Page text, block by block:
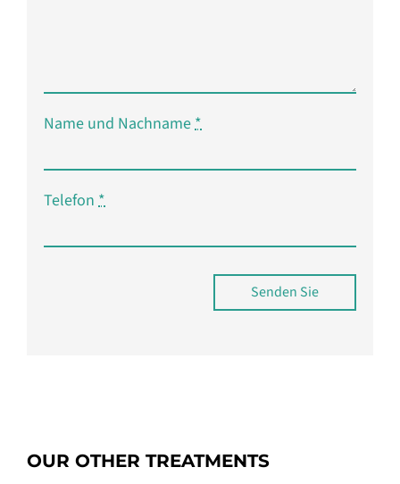
Name und Nachname*
Telefon*
Senden Sie
OUR OTHER TREATMENTS